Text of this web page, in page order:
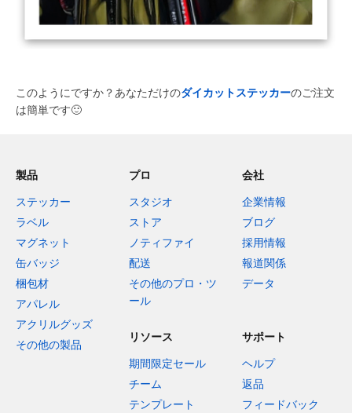
このようにですか？あなただけのダイカットステッカーのご注文
は簡単です🙂
製品
ステッカー
ラベル
マグネット
缶バッジ
梱包材
アパレル
アクリルグッズ
その他の製品
プロ
スタジオ
ストア
ノティファイ
配送
その他のプロ・ツ
ール
会社
企業情報
ブログ
採用情報
報道関係
データ
リソース
期間限定セール
チーム
テンプレート
サポート
ヘルプ
返品
フィードバック